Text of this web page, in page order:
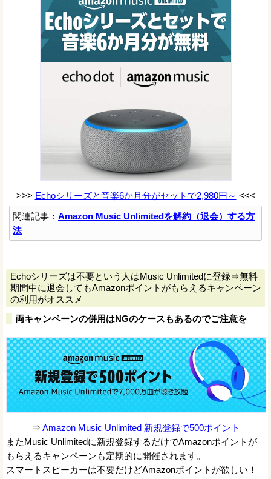
>>> Echoシリーズと音楽6か月分がセットで2,980円～ <<<
関連記事： Amazon Music Unlimitedを解約（退会）する方
法
Echoシリーズは不要という人はMusic Unlimitedに登録⇒無料
期間中に退会してもAmazonポイントがもらえるキャンペーン
の利用がオススメ
両キャンペーンの併用はNGのケースもあるのでご注意を
⇒ Amazon Music Unlimited 新規登録で500ポイント
またMusic Unlimitedに新規登録するだけでAmazonポイントが
もらえるキャンペーンも定期的に開催されます。
スマートスピーカーは不要だけどAmazonポイントが欲しい！